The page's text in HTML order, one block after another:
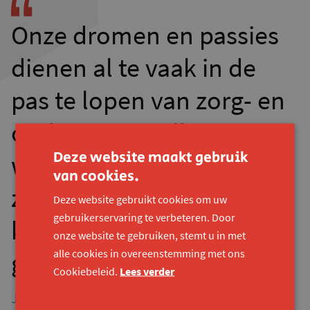
Onze dromen en passies
dienen al te vaak in de
pas te lopen van zorg- en
onderwijsinstellingen. Wij
worden benaderd vanuit
zorg en niet vanuit
kansen. Wij worden
gezien als “kwetsbaar”.
Jef Dolfyn, deelnemer Brake-Out Antwerpen
Deze website maakt gebruik
van cookies.
Deze website gebruikt cookies om uw
gebruikerservaring te verbeteren. Door
onze website te gebruiken, stemt u in met
alle cookies in overeenstemming met ons
Cookiebeleid. Lees verder